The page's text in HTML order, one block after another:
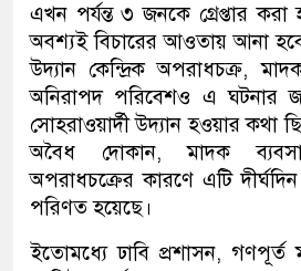
এখন পর্যন্ত ৩ জনকে গ্রেপ্তার করা
অবশ্যই বিচারের আওতায় আনা
উদ্যান কেন্দ্রিক অপরাধচক্র,
অনিরাপদ পরিবেশও এ ঘটনার
সোহরাওয়ার্দী উদ্যান হওয়ার কথা
অবৈধ দোকান, মাদক
অপরাধচক্রের কারণে এটি
পরিণত হয়েছে।
ইতোমধ্যে ঢাবি প্রশাসন, গণপূর্ত